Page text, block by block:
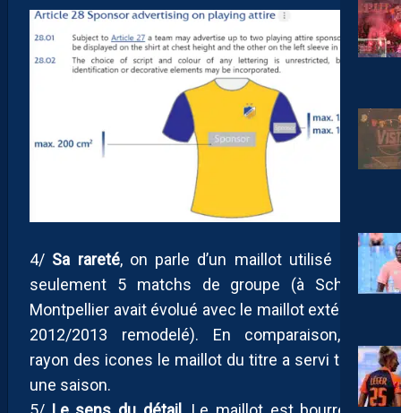
4/ Sa rareté, on parle d’un maillot utilisé pour
seulement 5 matchs de groupe (à Schalke
Montpellier avait évolué avec le maillot extérieur
2012/2013 remodelé). En comparaison, au
rayon des icones le maillot du titre a servi toute
une saison.